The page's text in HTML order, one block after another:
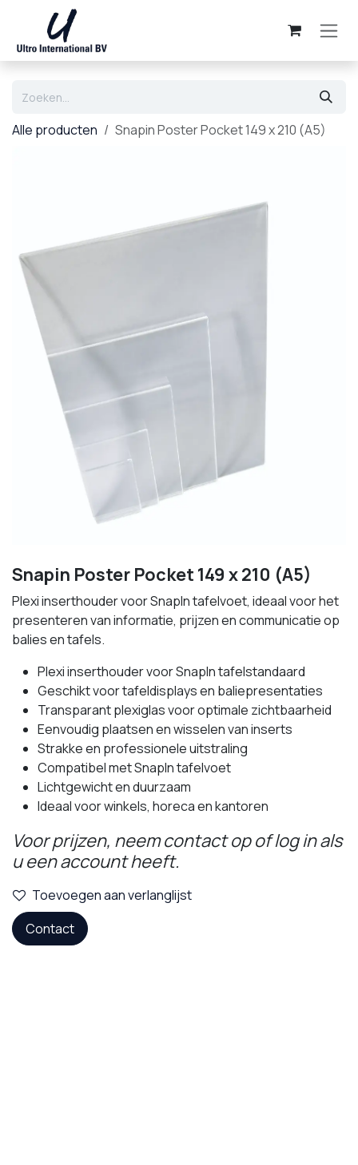
Overslaan naar inhoud
Alle producten Snapin Poster Pocket 149 x 210 (A5)
Snapin Poster Pocket 149 x 210 (A5)
Plexi inserthouder voor SnapIn tafelvoet, ideaal voor het
presenteren van informatie, prijzen en communicatie op
balies en tafels.
Plexi inserthouder voor SnapIn tafelstandaard
Geschikt voor tafeldisplays en baliepresentaties
Transparant plexiglas voor optimale zichtbaarheid
Eenvoudig plaatsen en wisselen van inserts
Strakke en professionele uitstraling
Compatibel met SnapIn tafelvoet
Lichtgewicht en duurzaam
Ideaal voor winkels, horeca en kantoren
Voor prijzen, neem contact op of log in als
u een account heeft.
Toevoegen aan verlanglijst
Contact